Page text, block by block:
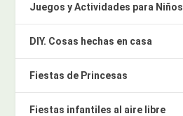
Juegos y Actividades para Niños
DIY. Cosas hechas en casa
Fiestas de Princesas
Fiestas infantiles al aire libre